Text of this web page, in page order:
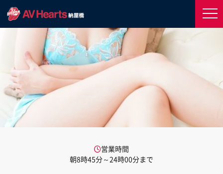
営業時間
朝8時45分～24時00分まで